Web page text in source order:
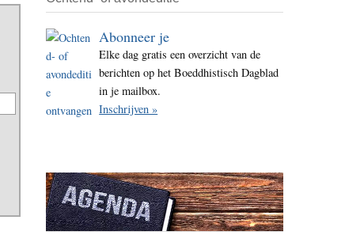
Abonneer je
Elke dag gratis een overzicht van de
berichten op het Boeddhistisch Dagblad
in je mailbox.
Inschrijven »